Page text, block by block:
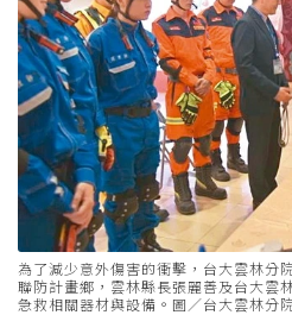
為了減少意外傷害的衝擊，台大雲林分
聯防計畫鄉，雲林縣長張麗善及台大雲
急救相關器材與設備。圖／台大雲林分